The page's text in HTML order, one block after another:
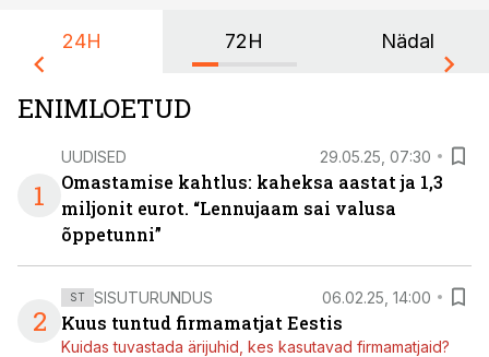
24H 72H Nädal
ENIMLOETUD
1
UUDISED 29.05.25, 07:30
Omastamise kahtlus: kaheksa aastat ja 1,3
miljonit eurot. “Lennujaam sai valusa
õppetunni”
2
ST SISUTURUNDUS 06.02.25, 14:00
Kuus tuntud firmamatjat Eestis
Kuidas tuvastada ärijuhid, kes kasutavad firmamatjaid?